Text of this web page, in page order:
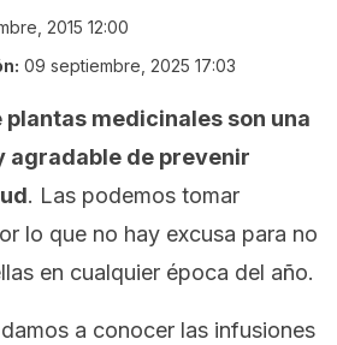
2015 12:00
09 septiembre, 2025 17:03
plantas medicinales son una
agradable de prevenir
. Las podemos tomar
lo que no hay excusa para no
en cualquier época del año.
a conocer las infusiones